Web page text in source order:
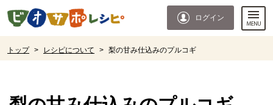
ページの先頭です。
ログイン
トップ > レシピについて > 梨の甘み仕込みのプルコギ